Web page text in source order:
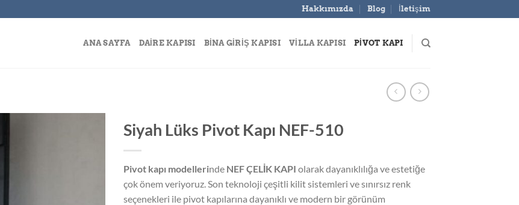
Hakkımızda Blog İletişim
ANA SAYFA DAIRE KAPISI BINA GIRIŞ KAPISI VILLA KAPISI PIVOT KAPI
Siyah Lüks Pivot Kapı NEF-510
Pivot kapı modellerinde NEF ÇELİK KAPI olarak dayanıklılığa ve estetiğe
çok önem veriyoruz. Son teknoloji çeşitli kilit sistemleri ve sınırsız renk
seçenekleri ile pivot kapılarına dayanıklı ve modern bir görünüm